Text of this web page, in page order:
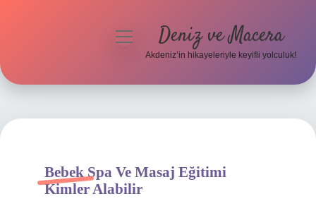
Hakkımızda
menüyü Deniz ve Macera
Akdeniz’in hikayeleriyle keyifli yolculuk!
Bebek Spa Ve Masaj Eğitimi
Kimler Alabilir